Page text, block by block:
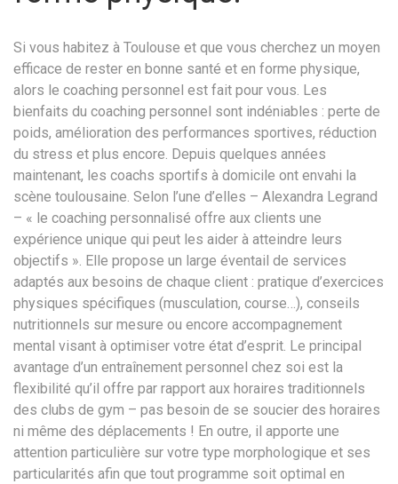
Si vous habitez à Toulouse et que vous cherchez un moyen
efficace de rester en bonne santé et en forme physique,
alors le coaching personnel est fait pour vous. Les
bienfaits du coaching personnel sont indéniables : perte de
poids, amélioration des performances sportives, réduction
du stress et plus encore. Depuis quelques années
maintenant, les coachs sportifs à domicile ont envahi la
scène toulousaine. Selon l’une d’elles – Alexandra Legrand
– « le coaching personnalisé offre aux clients une
expérience unique qui peut les aider à atteindre leurs
objectifs ». Elle propose un large éventail de services
adaptés aux besoins de chaque client : pratique d’exercices
physiques spécifiques (musculation, course…), conseils
nutritionnels sur mesure ou encore accompagnement
mental visant à optimiser votre état d’esprit. Le principal
avantage d’un entraînement personnel chez soi est la
flexibilité qu’il offre par rapport aux horaires traditionnels
des clubs de gym – pas besoin de se soucier des horaires
ni même des déplacements ! En outre, il apporte une
attention particulière sur votre type morphologique et ses
particularités afin que tout programme soit optimal en